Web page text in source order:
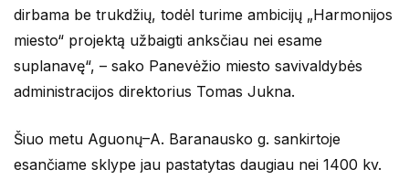
dirbama be trukdžių, todėl turime ambicijų „Harmonijos
miesto“ projektą užbaigti anksčiau nei esame
suplanavę“, – sako Panevėžio miesto savivaldybės
administracijos direktorius Tomas Jukna.
Šiuo metu Aguonų–A. Baranausko g. sankirtoje
esančiame sklype jau pastatytas daugiau nei 1400 kv.